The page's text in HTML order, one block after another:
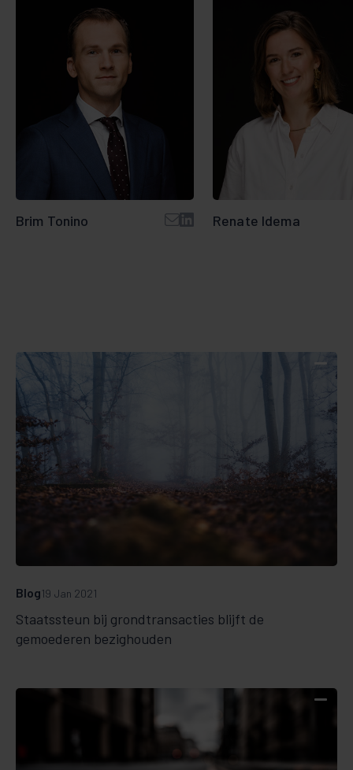
Brim Tonino Renate Idema
Staatssteun bij grondtransacties blijft de
gemoederen bezighouden
Blog19 Jan 2021